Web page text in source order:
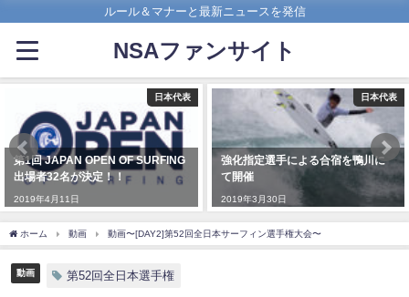
ルール＆マナーと最新ニュースを発信
NSAファンサイト
日本代表
第1回 JAPAN OPEN OF SURFING
出場者32名が決定！！
2019年4月11日
日本代表
強化指定選手による合宿を鴨川に
て開催
2019年3月30日
ホーム 動画 動画〜[DAY2]第52回全日本サーフィン選手権大会〜
動画 第52回全日本選手権